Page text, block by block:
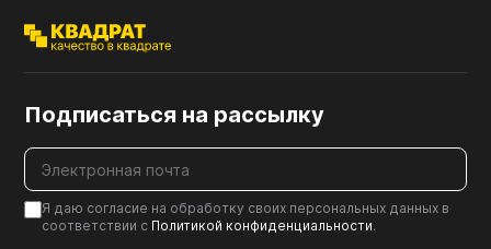
Подписаться на рассылку
Я даю согласие на обработку своих персональных данных в
соответствии с Политикой конфиденциальности.